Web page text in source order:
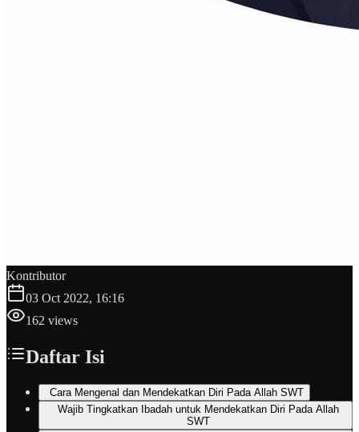
Kontributor
03 Oct 2022, 16:16
162 views
Daftar Isi
Cara Mengenal dan Mendekatkan Diri Pada Allah SWT
Wajib Tingkatkan Ibadah untuk Mendekatkan Diri Pada Allah
SWT